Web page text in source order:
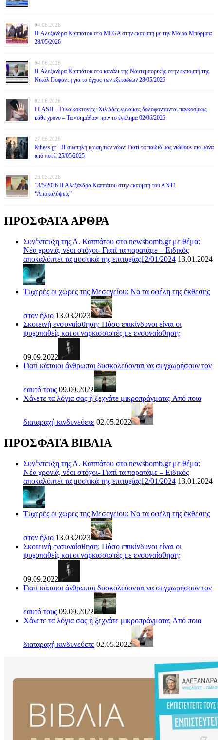
04.06.2026
H Αλεξάνδρα Καππάτου στο MEGA στην εκπομπή με την Μάιρα Mπάρμπα
28/05/2026
04.06.2026
H Αλεξάνδρα Καππάτου στο κανάλι της Ναυτεμπορικής στην εκπομπή της
Νικόλ Ποφάντη για το άγχος των εξετάσεων 28/05/2026
02.06.2026
FLASH – Γυναικοκτονίες: Χιλιάδες γυναίκες δολοφονούνται παγκοσμίως
κάθε χρόνο – Τα «σημάδια» πριν το έγκλημα 02/06/2026
27.05.2026
Rthess.gr · Η σιωπηλή κρίση των νέων: Γιατί τα παιδιά μας νιώθουν πιο μόνα
από ποτέ; 25/05/2025
25.05.2026
13/5/2026 Η Αλεξάνδρα Καππάτου στην εκπομπή του ΑΝΤ1
“Αποκαλύψεις”
ΠΡΟΣΦΑΤΑ ΑΡΘΡΑ
Συνέντευξη της Α. Καππάτου στο newsbomb.gr με θέμα:
Νέα χρονιά, νέοι στόχοι- Γιατί τα παρατάμε – Ειδικός
αποκαλύπτει τα μυστικά της επιτυχίας12/01/2024 13.01.2024
Τυχερές οι χώρες της Μεσογείου: Να τα οφέλη της έκθεσης
στον ήλιο 13.03.2023
Σκοτεινή ενσυναίσθηση: Πόσο επικίνδυνοι είναι οι
ψυχοπαθείς και οι ναρκισσιστές με ενσυναίσθηση;
09.09.2022
Γιατί κάποιοι άνθρωποι δυσκολεύονται να συγχωρήσουν τον
εαυτό τους 09.09.2022
Χάνετε τα λόγια σας ή ξεχνάτε μικροπράγματα; Από ποια
διαταραχή κινδυνεύετε 02.05.2022
ΠΡΟΣΦΑΤΑ ΒΙΒΛΙΑ
Συνέντευξη της Α. Καππάτου στο newsbomb.gr με θέμα:
Νέα χρονιά, νέοι στόχοι- Γιατί τα παρατάμε – Ειδικός
αποκαλύπτει τα μυστικά της επιτυχίας12/01/2024 13.01.2024
Τυχερές οι χώρες της Μεσογείου: Να τα οφέλη της έκθεσης
στον ήλιο 13.03.2023
Σκοτεινή ενσυναίσθηση: Πόσο επικίνδυνοι είναι οι
ψυχοπαθείς και οι ναρκισσιστές με ενσυναίσθηση;
09.09.2022
Γιατί κάποιοι άνθρωποι δυσκολεύονται να συγχωρήσουν τον
εαυτό τους 09.09.2022
Χάνετε τα λόγια σας ή ξεχνάτε μικροπράγματα; Από ποια
διαταραχή κινδυνεύετε 02.05.2022